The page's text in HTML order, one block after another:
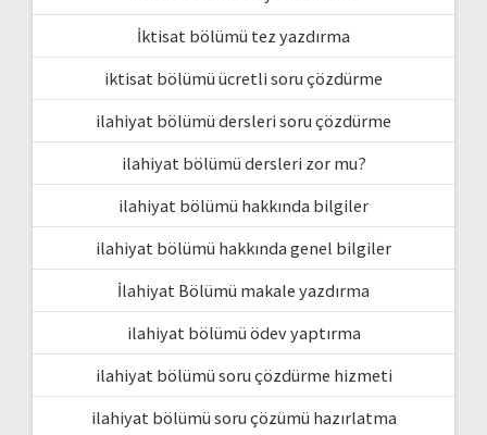
İktisat bölümü tez yazdırma
iktisat bölümü ücretli soru çözdürme
ilahiyat bölümü dersleri soru çözdürme
ilahiyat bölümü dersleri zor mu?
ilahiyat bölümü hakkında bilgiler
ilahiyat bölümü hakkında genel bilgiler
İlahiyat Bölümü makale yazdırma
ilahiyat bölümü ödev yaptırma
ilahiyat bölümü soru çözdürme hizmeti
ilahiyat bölümü soru çözümü hazırlatma